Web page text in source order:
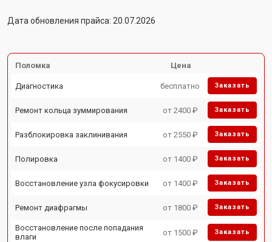
Дата обновления прайса: 20.07.2026
Поломка Цена
Диагностика бесплатно Заказать
Ремонт кольца зуммирования от 2400 ₽ Заказать
Разблокировка заклинивания от 2550 ₽ Заказать
Полировка от 1400 ₽ Заказать
Восстановление узла фокусировки от 1400 ₽ Заказать
Ремонт диафрагмы от 1800 ₽ Заказать
Восстановление после попадания
влаги
от 1500 ₽ Заказать